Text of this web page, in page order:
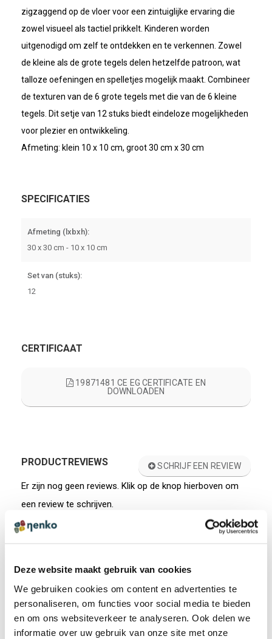
Deze website maakt gebruik van cookies
We gebruiken cookies om content en advertenties te
personaliseren, om functies voor social media te bieden
en om ons websiteverkeer te analyseren. Ook delen we
informatie over uw gebruik van onze site met onze
zigzaggend op de vloer voor een zintuiglijke ervaring die
zowel visueel als tactiel prikkelt. Kinderen worden
uitgenodigd om zelf te ontdekken en te verkennen. Zowel
de kleine als de grote tegels delen hetzelfde patroon, wat
talloze oefeningen en spelletjes mogelijk maakt. Combineer
de texturen van de 6 grote tegels met die van de 6 kleine
tegels. Dit setje van 12 stuks biedt eindeloze mogelijkheden
voor plezier en ontwikkeling.
Afmeting: klein 10 x 10 cm, groot 30 cm x 30 cm
SPECIFICATIES
Afmeting (lxbxh):
30 x 30 cm - 10 x 10 cm
Set van (stuks):
12
CERTIFICAAT
19871481 CE EG CERTIFICATE EN
DOWNLOADEN
PRODUCTREVIEWS SCHRIJF EEN REVIEW
Er zijn nog geen reviews. Klik op de knop hierboven om
een review te schrijven.
Tactiele looptegels - set van 10
€ 234,95 incl. BTW
€ 194,17 excl. BTW